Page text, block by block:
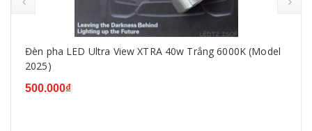
Đèn pha LED Ultra View XTRA 40w Trắng 6000K (Model
2025)
500.000₫